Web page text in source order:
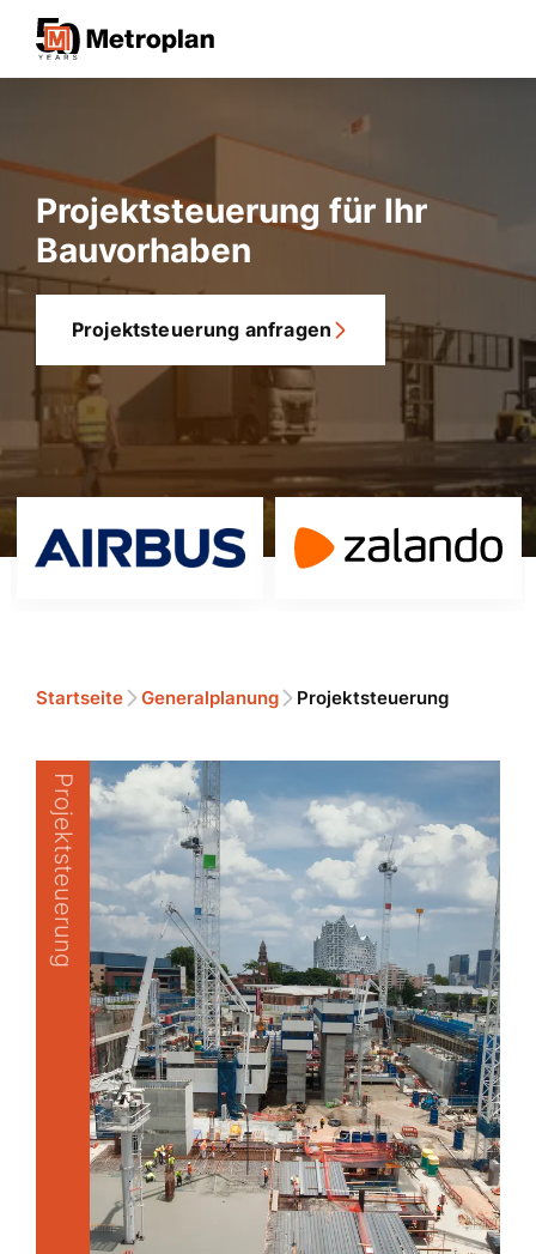
Projektsteuerung für Ihr
Bauvorhaben
Projektsteuerung anfragen
Startseite Generalplanung Projektsteuerung
Projektsteuerung